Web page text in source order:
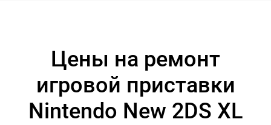
Цены на ремонт
игровой приставки
Nintendo New 2DS XL